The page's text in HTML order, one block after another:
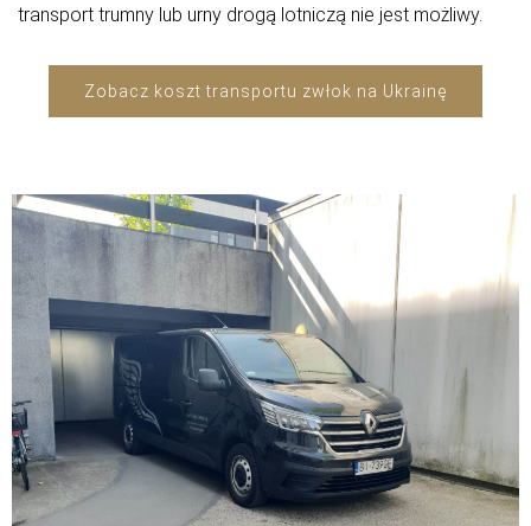
transport trumny lub urny drogą lotniczą nie jest możliwy.
Zobacz koszt transportu zwłok na Ukrainę